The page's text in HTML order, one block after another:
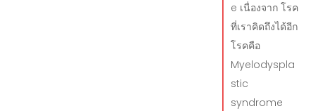
e เนื่องจาก โรค
ที่เราคิดถึงได้อีก
โรคคือ
Myelodyspla
stic
syndrome